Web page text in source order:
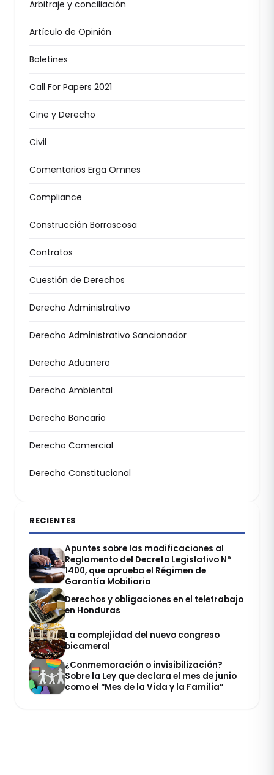
Arbitraje y conciliación
Artículo de Opinión
Boletines
Call For Papers 2021
Cine y Derecho
Civil
Comentarios Erga Omnes
Compliance
Construcción Borrascosa
Contratos
Cuestión de Derechos
Derecho Administrativo
Derecho Administrativo Sancionador
Derecho Aduanero
Derecho Ambiental
Derecho Bancario
Derecho Comercial
Derecho Constitucional
RECIENTES
Apuntes sobre las modificaciones al
Reglamento del Decreto Legislativo Nº
1400, que aprueba el Régimen de
Garantía Mobiliaria
Derechos y obligaciones en el teletrabajo
en Honduras
La complejidad del nuevo congreso
bicameral
¿Conmemoración o invisibilización?
Sobre la Ley que declara el mes de junio
como el “Mes de la Vida y la Familia”